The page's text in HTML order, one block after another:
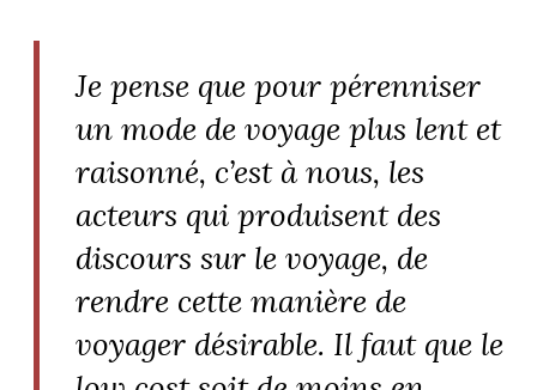
Je pense que pour pérenniser
un mode de voyage plus lent et
raisonné, c’est à nous, les
acteurs qui produisent des
discours sur le voyage, de
rendre cette manière de
voyager désirable. Il faut que le